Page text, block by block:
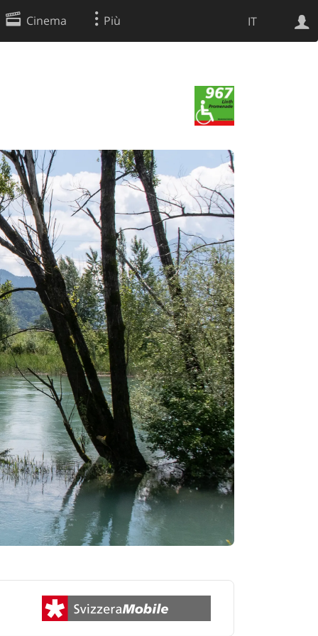
IT
Cinema Più